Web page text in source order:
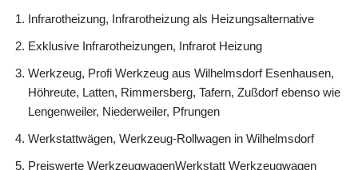
Infrarotheizung, Infrarotheizung als Heizungsalternative
Exklusive Infrarotheizungen, Infrarot Heizung
Werkzeug, Profi Werkzeug aus Wilhelmsdorf Esenhausen,
Höhreute, Latten, Rimmersberg, Tafern, Zußdorf ebenso wie
Lengenweiler, Niederweiler, Pfrungen
Werkstattwägen, Werkzeug-Rollwagen in Wilhelmsdorf
Preiswerte WerkzeugwagenWerkstatt Werkzeugwagen